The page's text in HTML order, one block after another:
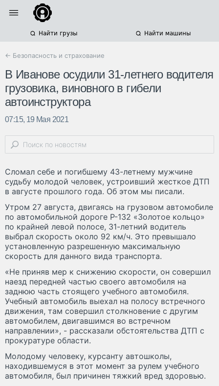
Найти грузы Найти машины
← Безопасность и страхование
В Иванове осудили 31-летнего водителя
грузовика, виновного в гибели
автоинструктора
07:15, 19 Мая 2021
Сломал себе и погибшему 43-летнему мужчине
судьбу молодой человек, устроивший жесткое ДТП
в августе прошлого года. Об этом мы писали.
Утром 27 августа, двигаясь на грузовом автомобиле
по автомобильной дороге Р-132 «Золотое кольцо»
по крайней левой полосе, 31-летний водитель
выбрал скорость около 92 км/ч. Это превышало
установленную разрешенную максимальную
скорость для данного вида транспорта.
«Не приняв мер к снижению скорости, он совершил
наезд передней частью своего автомобиля на
заднюю часть стоящего учебного автомобиля.
Учебный автомобиль выехал на полосу встречного
движения, там совершил столкновение с другим
автомобилем, двигавшимся во встречном
направлении», - рассказали обстоятельства ДТП с
прокуратуре области.
Молодому человеку, курсанту автошколы,
находившемуся в этот момент за рулем учебного
автомобиля, был причинен тяжкий вред здоровью.